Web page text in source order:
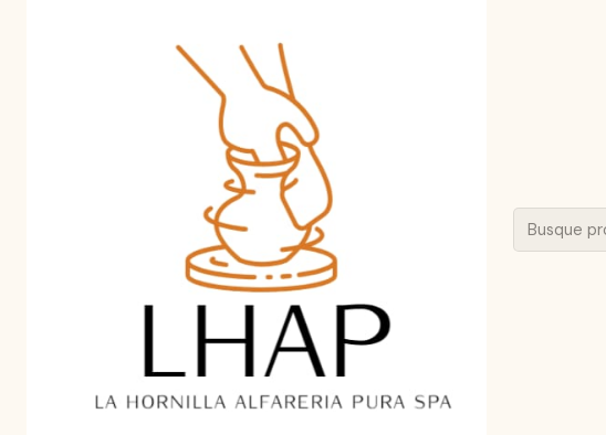
Set 6 Pailas de Greda de Pomaire Pasteleras 15cm para Horno |